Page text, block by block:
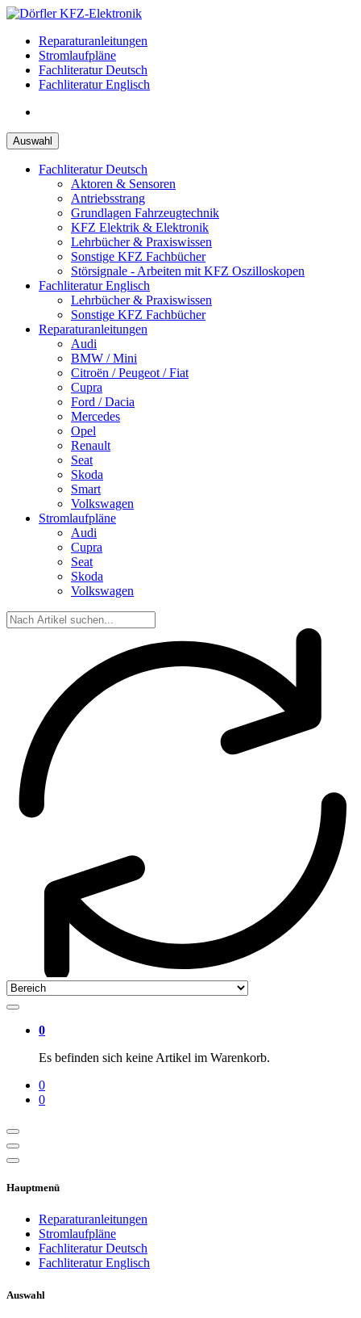
Zum
springenReparaturanleitungen
Stromlaufpläne
Fachliteratur Deutsch
Fachliteratur Englisch
Auswahl
Fachliteratur Deutsch
Aktoren & Sensoren
Antriebsstrang
Grundlagen Fahrzeugtechnik
KFZ Elektrik & Elektronik
Lehrbücher & Praxiswissen
Sonstige KFZ Fachbücher
Störsignale - Arbeiten mit KFZ Oszilloskopen
Fachliteratur Englisch
Lehrbücher & Praxiswissen
Sonstige KFZ Fachbücher
Reparaturanleitungen
Audi
BMW / Mini
Citroën / Peugeot / Fiat
Cupra
Ford / Dacia
Mercedes
Opel
Renault
Seat
Skoda
Smart
Volkswagen
Stromlaufpläne
Audi
Cupra
Seat
Skoda
Volkswagen
0
Es befinden sich keine Artikel im Warenkorb.
0
0
Hauptmenü
Reparaturanleitungen
Stromlaufpläne
Fachliteratur Deutsch
Fachliteratur Englisch
Auswahl